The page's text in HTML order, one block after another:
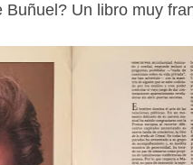
Un libro muy